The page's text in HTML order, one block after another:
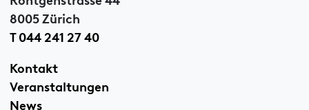
8005 Zürich
T 044 241 27 40
Kontakt
Veranstaltungen
News